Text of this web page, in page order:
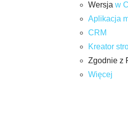
Wersja w
Aplikacja
CRM
Kreator
Zgodnie z
Więcej